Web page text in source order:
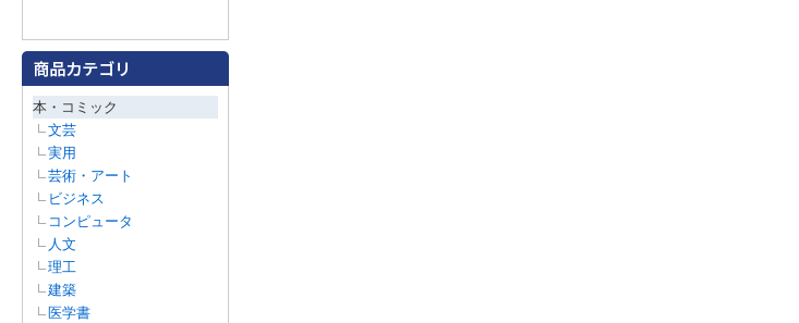
本・コミック
文芸
実用
芸術・アート
ビジネス
コンピュータ
人文
理工
建築
医学書